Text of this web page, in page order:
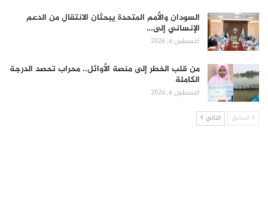
السودان والأمم المتحدة يبحثان الانتقال من الدعم
الإنساني إلى…
أغسطس 6, 2026
من قلب الخطر إلى منصة الأوائل.. محراب تحصد الدرجة
الكاملة
أغسطس 6, 2026
السابق التالي